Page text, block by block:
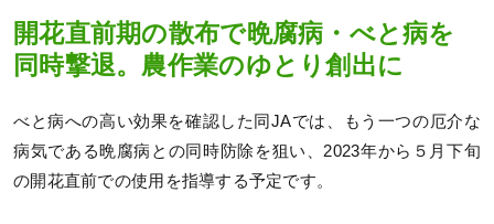
開花直前期の散布で晩腐病・べと病を
同時撃退。農作業のゆとり創出に
べと病への高い効果を確認した同JAでは、もう一つの厄介な
病気である晩腐病との同時防除を狙い、2023年から５月下旬
の開花直前での使用を指導する予定です。